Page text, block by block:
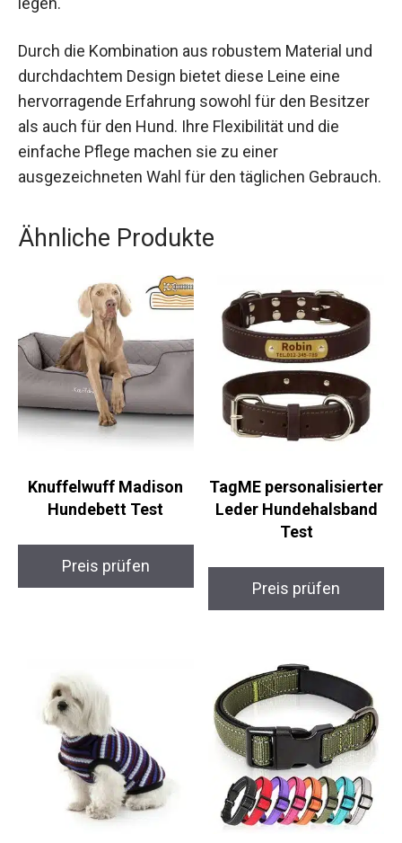
Durch die Kombination aus robustem Material und
durchdachtem Design bietet diese Leine eine
hervorragende Erfahrung sowohl für den Besitzer
als auch für den Hund. Ihre Flexibilität und die
einfache Pflege machen sie zu einer
ausgezeichneten Wahl für den täglichen Gebrauch.
Ähnliche Produkte
Knuffelwuff Madison
Hundebett Test
Preis prüfen
TagME personalisierter
Leder Hundehalsband
Test
Preis prüfen